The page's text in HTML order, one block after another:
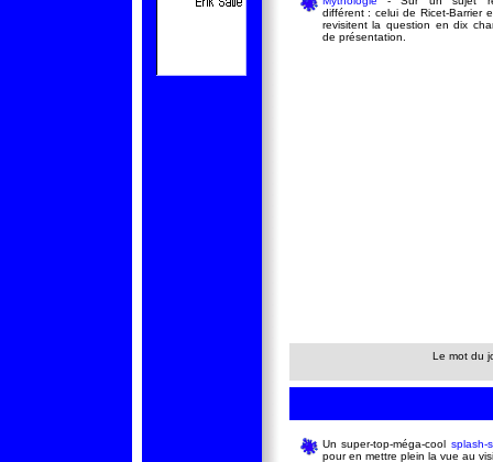
différent : celui de Ricet-Barrier
revisitent la question en dix
de présentation.
Le mot du
Un super-top-méga-cool splash-
pour en mettre plein la vue au